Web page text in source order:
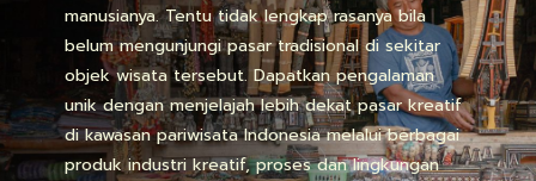
manusianya. Tentu tidak lengkap rasanya bila
belum mengunjungi pasar tradisional di sekitar
objek wisata tersebut. Dapatkan pengalaman
unik dengan menjelajah lebih dekat pasar kreatif
di kawasan pariwisata Indonesia melalui berbagai
produk industri kreatif, proses dan lingkungan